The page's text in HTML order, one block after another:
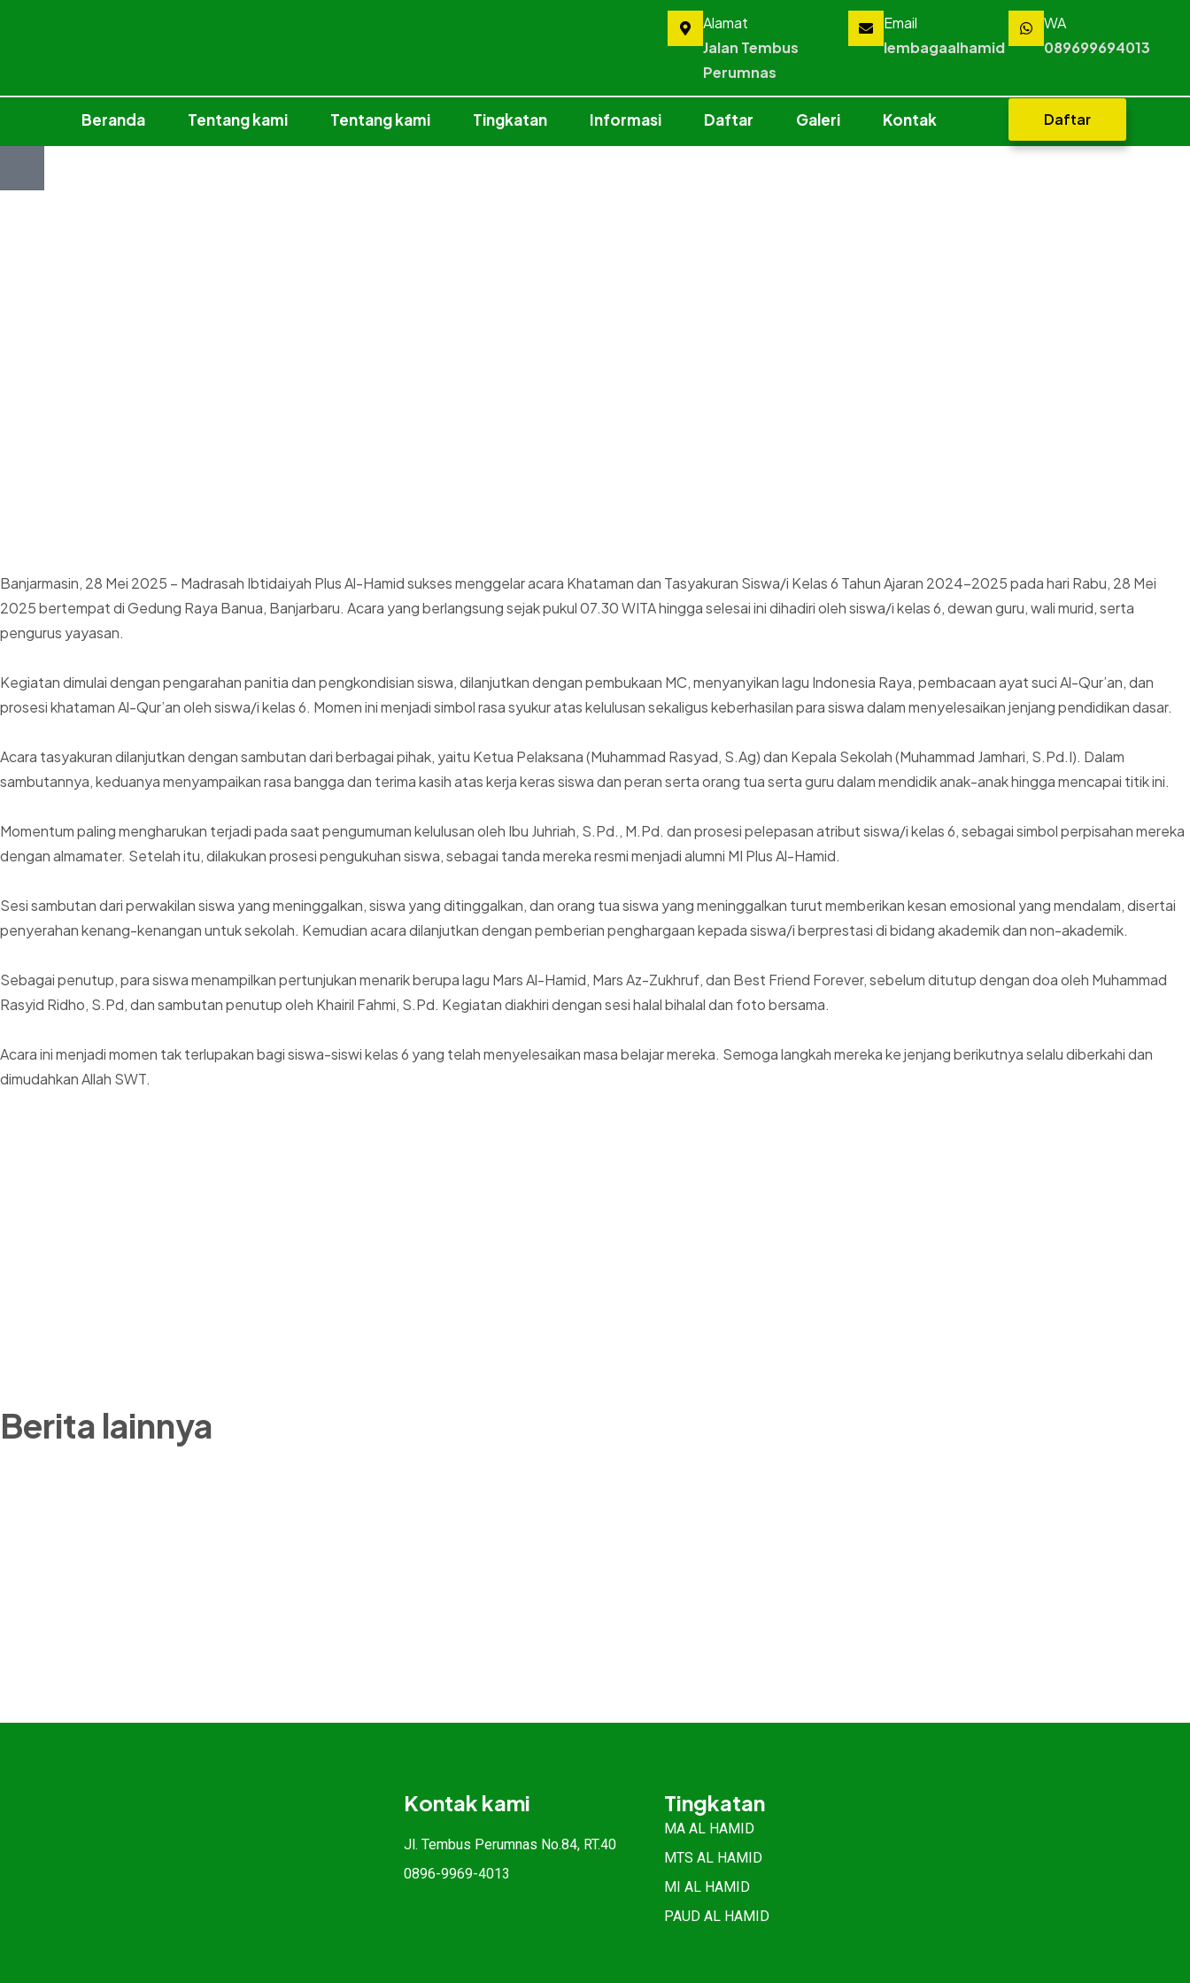
Alamat
Jalan Tembus
Perumnas
Email
lembagaalhamid
WA
089699694013
Beranda Tentang kami Tentang kami Tingkatan Informasi Daftar Galeri Kontak Daftar
Banjarmasin, 28 Mei 2025 – Madrasah Ibtidaiyah Plus Al-Hamid sukses menggelar acara Khataman dan Tasyakuran Siswa/i Kelas 6 Tahun Ajaran 2024–2025 pada hari Rabu, 28 Mei
2025 bertempat di Gedung Raya Banua, Banjarbaru. Acara yang berlangsung sejak pukul 07.30 WITA hingga selesai ini dihadiri oleh siswa/i kelas 6, dewan guru, wali murid, serta
pengurus yayasan.
Kegiatan dimulai dengan pengarahan panitia dan pengkondisian siswa, dilanjutkan dengan pembukaan MC, menyanyikan lagu Indonesia Raya, pembacaan ayat suci Al-Qur’an, dan
prosesi khataman Al-Qur’an oleh siswa/i kelas 6. Momen ini menjadi simbol rasa syukur atas kelulusan sekaligus keberhasilan para siswa dalam menyelesaikan jenjang pendidikan dasar.
Acara tasyakuran dilanjutkan dengan sambutan dari berbagai pihak, yaitu Ketua Pelaksana (Muhammad Rasyad, S.Ag) dan Kepala Sekolah (Muhammad Jamhari, S.Pd.I). Dalam
sambutannya, keduanya menyampaikan rasa bangga dan terima kasih atas kerja keras siswa dan peran serta orang tua serta guru dalam mendidik anak-anak hingga mencapai titik ini.
Momentum paling mengharukan terjadi pada saat pengumuman kelulusan oleh Ibu Juhriah, S.Pd., M.Pd. dan prosesi pelepasan atribut siswa/i kelas 6, sebagai simbol perpisahan mereka
dengan almamater. Setelah itu, dilakukan prosesi pengukuhan siswa, sebagai tanda mereka resmi menjadi alumni MI Plus Al-Hamid.
Sesi sambutan dari perwakilan siswa yang meninggalkan, siswa yang ditinggalkan, dan orang tua siswa yang meninggalkan turut memberikan kesan emosional yang mendalam, disertai
penyerahan kenang-kenangan untuk sekolah. Kemudian acara dilanjutkan dengan pemberian penghargaan kepada siswa/i berprestasi di bidang akademik dan non-akademik.
Sebagai penutup, para siswa menampilkan pertunjukan menarik berupa lagu Mars Al-Hamid, Mars Az-Zukhruf, dan Best Friend Forever, sebelum ditutup dengan doa oleh Muhammad
Rasyid Ridho, S.Pd, dan sambutan penutup oleh Khairil Fahmi, S.Pd. Kegiatan diakhiri dengan sesi halal bihalal dan foto bersama.
Acara ini menjadi momen tak terlupakan bagi siswa-siswi kelas 6 yang telah menyelesaikan masa belajar mereka. Semoga langkah mereka ke jenjang berikutnya selalu diberkahi dan
dimudahkan Allah SWT.
Berita lainnya
Kontak kami
Jl. Tembus Perumnas No.84, RT.40
0896-9969-4013
Tingkatan
MA AL HAMID
MTS AL HAMID
MI AL HAMID
PAUD AL HAMID